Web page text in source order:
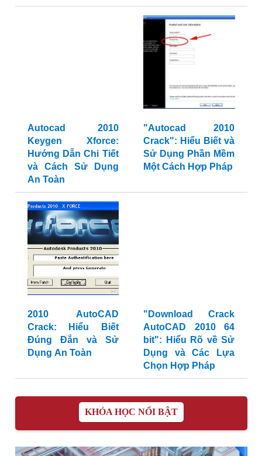
Autocad 2010
Keygen Xforce:
Hướng Dẫn Chi Tiết
và Cách Sử Dụng
An Toàn
"Autocad 2010
Crack": Hiểu Biết và
Sử Dụng Phần Mềm
Một Cách Hợp Pháp
2010 AutoCAD
Crack: Hiểu Biết
Đúng Đắn và Sử
Dụng An Toàn
"Download Crack
AutoCAD 2010 64
bit": Hiểu Rõ về Sử
Dụng và Các Lựa
Chọn Hợp Pháp
KHÓA HỌC NỔI BẬT